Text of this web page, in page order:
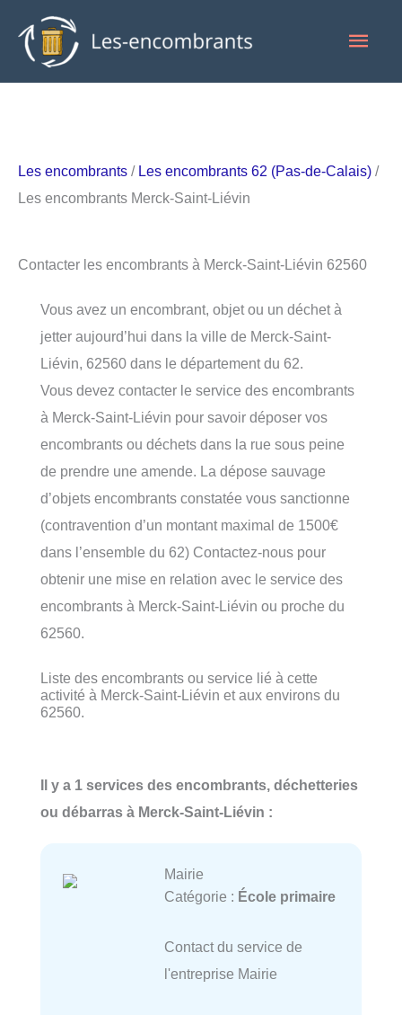
contenu
Les encombrants / Les encombrants 62 (Pas-de-Calais) /
Les encombrants Merck-Saint-Liévin
Contacter les encombrants à Merck-Saint-Liévin 62560
Vous avez un encombrant, objet ou un déchet à
jetter aujourd’hui dans la ville de Merck-Saint-
Liévin, 62560 dans le département du 62.
Vous devez contacter le service des encombrants
à Merck-Saint-Liévin pour savoir déposer vos
encombrants ou déchets dans la rue sous peine
de prendre une amende. La dépose sauvage
d’objets encombrants constatée vous sanctionne
(contravention d’un montant maximal de 1500€
dans l’ensemble du 62) Contactez-nous pour
obtenir une mise en relation avec le service des
encombrants à Merck-Saint-Liévin ou proche du
62560.
Liste des encombrants ou service lié à cette
activité à Merck-Saint-Liévin et aux environs du
62560.
Il y a 1 services des encombrants, déchetteries
ou débarras à Merck-Saint-Liévin :
Mairie
Catégorie : École primaire
Contact du service de
l'entreprise Mairie